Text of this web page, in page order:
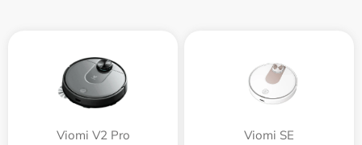
Viomi V2 Pro Viomi SE